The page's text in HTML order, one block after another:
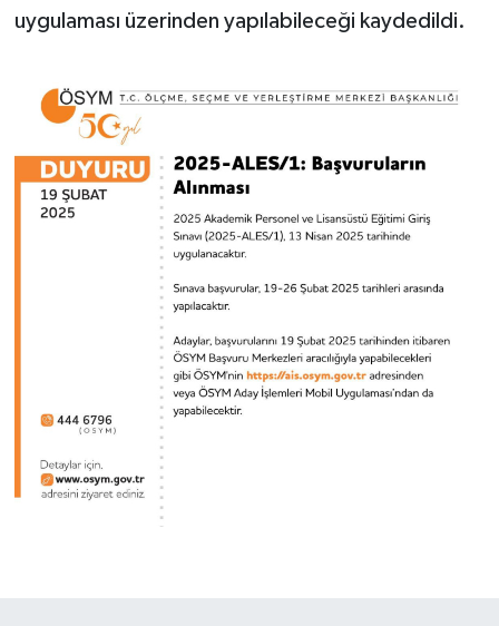
uygulaması üzerinden yapılabileceği kaydedildi.